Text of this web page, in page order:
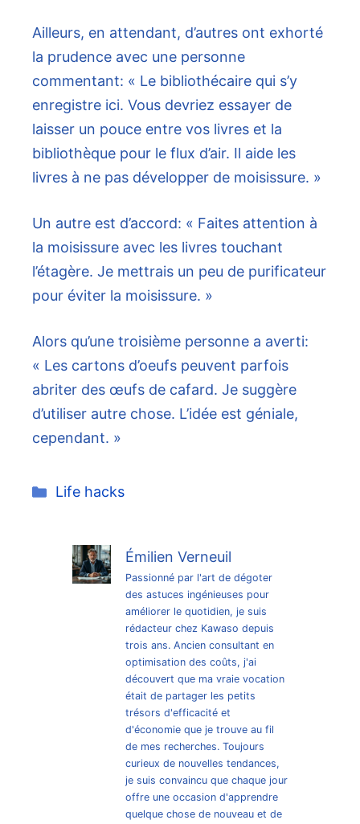
Ailleurs, en attendant, d’autres ont exhorté
la prudence avec une personne
commentant: « Le bibliothécaire qui s’y
enregistre ici. Vous devriez essayer de
laisser un pouce entre vos livres et la
bibliothèque pour le flux d’air. Il aide les
livres à ne pas développer de moisissure. »
Un autre est d’accord: « Faites attention à
la moisissure avec les livres touchant
l’étagère. Je mettrais un peu de purificateur
pour éviter la moisissure. »
Alors qu’une troisième personne a averti:
« Les cartons d’oeufs peuvent parfois
abriter des œufs de cafard. Je suggère
d’utiliser autre chose. L’idée est géniale,
cependant. »
Catégories
Life hacks
Émilien Verneuil
Passionné par l'art de dégoter
des astuces ingénieuses pour
améliorer le quotidien, je suis
rédacteur chez Kawaso depuis
trois ans. Ancien consultant en
optimisation des coûts, j'ai
découvert que ma vraie vocation
était de partager les petits
trésors d'efficacité et
d'économie que je trouve au fil
de mes recherches. Toujours
curieux de nouvelles tendances,
je suis convaincu que chaque jour
offre une occasion d'apprendre
quelque chose de nouveau et de